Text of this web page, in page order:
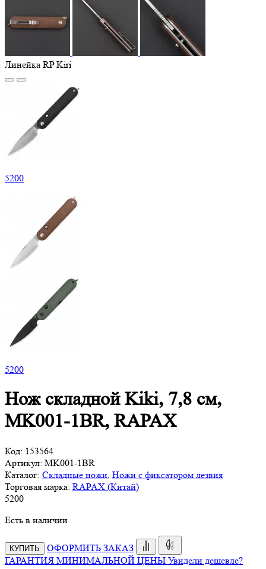
Линейка RP Kiri
5200
5200
Нож складной Kiki, 7,8 см,
MK001-1BR, RAPAX
Код: 153564
Артикул: MK001-1BR
Каталог: Складные ножи Ножи с фиксатором лезвия
Торговая марка: RAPAX (Китай)
5200
Есть в наличии
КУПИТЬ
ОФОРМИТЬ ЗАКАЗ
ГАРАНТИЯ МИНИМАЛЬНОЙ ЦЕНЫ Увидели дешевле?